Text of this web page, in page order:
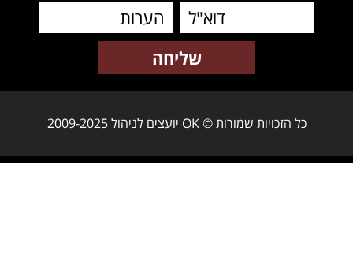
כל הזכויות שמורות © OK יועצים לניהול 2009-2025